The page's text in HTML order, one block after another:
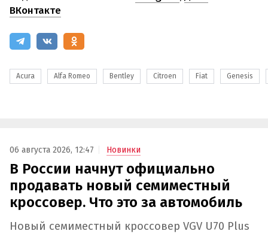
ВКонтакте
Acura Alfa Romeo Bentley Citroen Fiat Genesis
06 августа 2026, 12:47 Новинки
В России начнут официально
продавать новый семиместный
кроссовер. Что это за автомобиль
Новый семиместный кроссовер VGV U70 Plus